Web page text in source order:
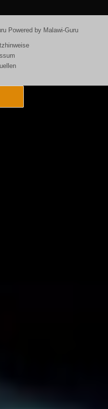
Powered by Malawi-Guru